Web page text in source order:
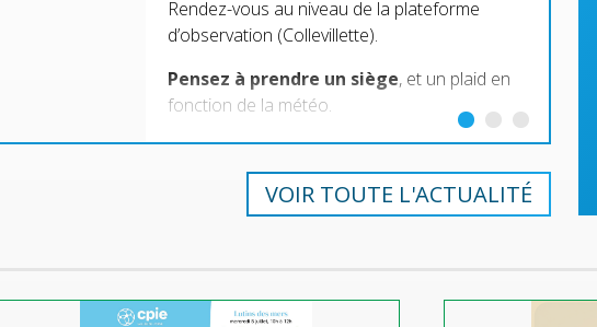
Rendez-vous au niveau de la plateforme
d’observation (Collevillette).
Pensez à prendre un siège, et un plaid en
fonction de la météo.
VOIR TOUTE L'ACTUALITÉ